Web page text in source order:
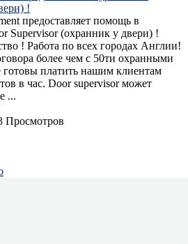
!
предоставляет помощь в
Supervisor (охранник у двери) !
! Работа по всех городах Англии!
более чем с 50ти охранными
платить нашим клиентам
в час. Door supervisor может
...
Просмотров